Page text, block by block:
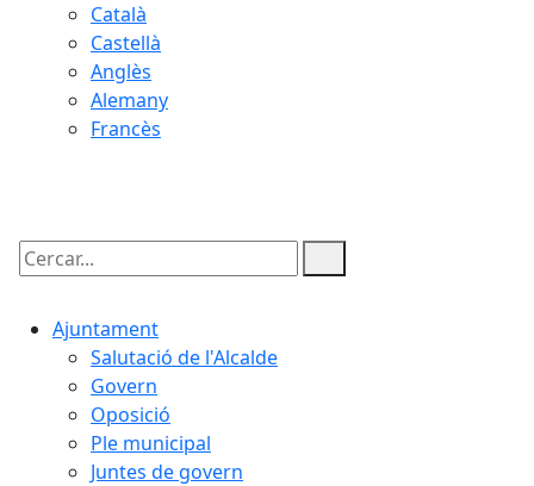
Català
Castellà
Anglès
Alemany
Francès
Cercar:
Ajuntament
Salutació de l'Alcalde
Govern
Oposició
Ple municipal
Juntes de govern